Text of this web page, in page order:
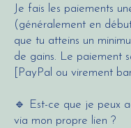
Je fais les paiements
(généralement en
que tu atteins un
de gains. Le paiement
[PayPal ou virement
🔹 Est-ce que je peux
via mon propre lien ?